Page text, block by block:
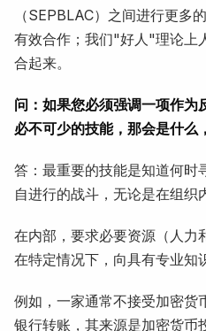
（SEPBLAC）之间进行更多
有效合作；我们"好人"理论上
合起来。
问：如果您必须强调一项作为
必不可少的技能，那会是什么
答：最重要的技能是知道何时
自进行的战斗，无论是在组织
在内部，要求必要资源（人力
在特定情况下，向具有专业知
例如，一家通常不接受加密货
银行转账，其来源是加密货币